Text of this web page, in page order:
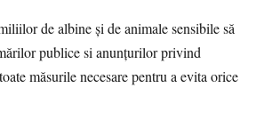
de albine și de animale sensibile să
publice si anunțurilor privind
măsurile necesare pentru a evita orice